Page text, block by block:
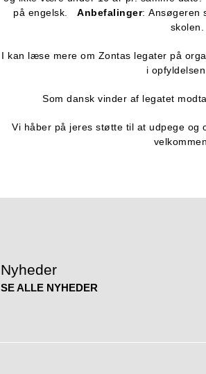
på engelsk.Anbefalinger: Ansøgeren
I kan læse mere om Zontas legater på
i
Som dansk vinder af legatet
Vi håber på jeres støtte til at udpege og
Nyheder
SE ALLE NYHEDER